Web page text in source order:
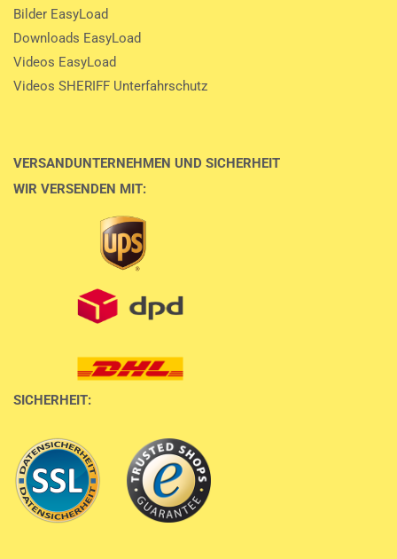
Bilder EasyLoad
Downloads EasyLoad
Videos EasyLoad
Videos SHERIFF Unterfahrschutz
VERSANDUNTERNEHMEN UND SICHERHEIT
WIR VERSENDEN MIT:
SICHERHEIT: